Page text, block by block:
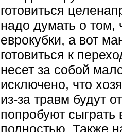
готовиться
надо думать о том,
еврокубки, а вот
готовиться к
несет за собой
исключено, что
из-за травм будут
попробуют
полностью. Также